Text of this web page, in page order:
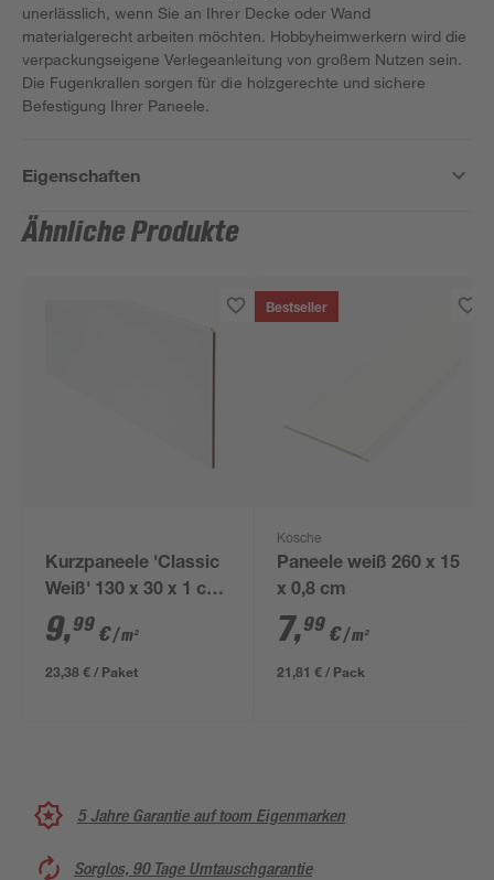
unerlässlich, wenn Sie an Ihrer Decke oder Wand
materialgerecht arbeiten möchten. Hobbyheimwerkern wird die
verpackungseigene Verlegeanleitung von großem Nutzen sein.
Die Fugenkrallen sorgen für die holzgerechte und sichere
Befestigung Ihrer Paneele.
Eigenschaften
Ähnliche Produkte
Kurzpaneele 'Classic
Weiß' 130 x 30 x 1 cm
6 Stück
9,99 €/ m²
23,38 € / Paket
Bestseller
Kosche
Paneele weiß 260 x 15
x 0,8 cm
7,99 €/ m²
21,81 € / Pack
5 Jahre Garantie auf toom Eigenmarken
Sorglos, 90 Tage Umtauschgarantie